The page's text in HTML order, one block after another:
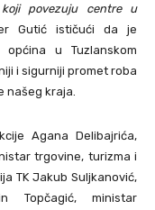
povezuju centre u
Gutić ističući da je
u Tuzlanskom
i sigurniji promet roba
našeg kraja.
Agana Delibajrića,
trgovine, turizma i
TK Jakub Suljkanović,
Topčagić, ministar